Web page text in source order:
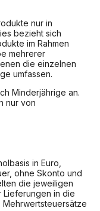
nur in
bezieht sich
im Rahmen
mehrerer
die einzelnen
umfassen.
Minderjährige an.
nur von
in Euro,
ohne Skonto und
die jeweiligen
Lieferungen in die